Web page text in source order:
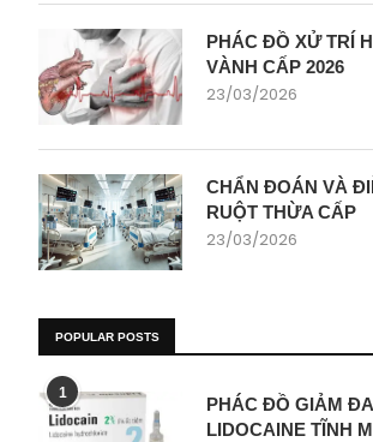
PHÁC ĐỒ XỬ TRÍ
VÀNH CẤP 2026
23/03/2026
CHẨN ĐOÁN VÀ
RUỘT THỪA CẤP
23/03/2026
POPULAR POSTS
1
PHÁC ĐỒ GIẢM
LIDOCAINE TĨNH